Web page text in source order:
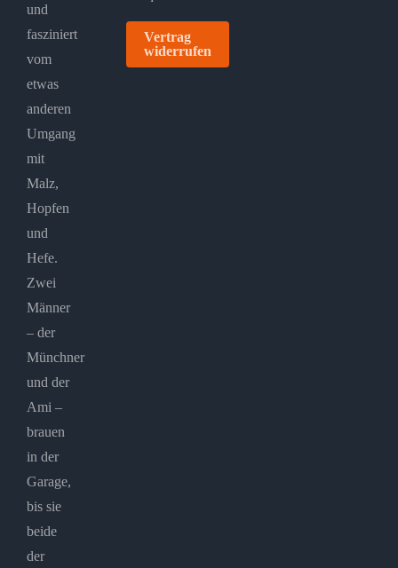
und
fasziniert
vom
etwas
anderen
Umgang
mit
Malz,
Hopfen
und
Hefe.
Zwei
Männer
– der
Münchner
und der
Ami –
brauen
in der
Garage,
bis sie
beide
der
Vertrag
widerrufen